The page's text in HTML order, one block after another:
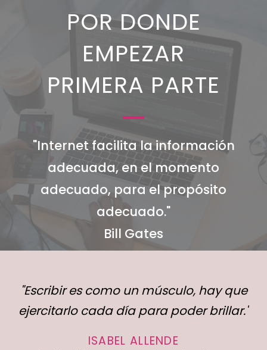
POR DONDE
EMPEZAR
PRIMERA PARTE
"Internet facilita la información
adecuada, en el momento
adecuado, para el propósito
adecuado."
Bill Gates
"Escribir es como un músculo, hay que
ejercitarlo cada día para poder brillar."
ISABEL ALLENDE